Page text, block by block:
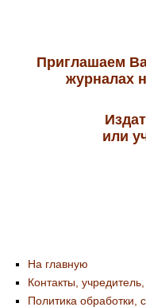
Приглашаем
журналах
или
На главную
Контакты,
Политика обработки,